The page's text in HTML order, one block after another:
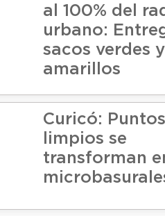
al 100% del
urbano:
sacos verdes y
amarillos
Curicó: Puntos
limpios se
transforman